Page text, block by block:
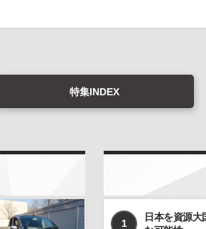
特集INDEX
1
日本を資源